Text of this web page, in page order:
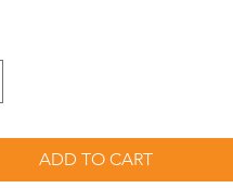
ADD TO CART